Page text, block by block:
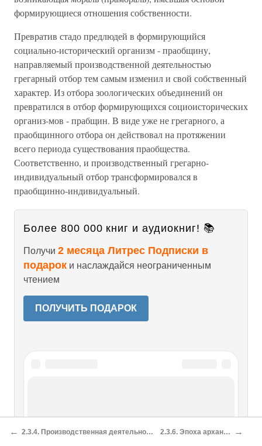
формирующиеся отношения собственности.
Превратив стадо предлюдей в формирующийся
социально-исторический организм - праобщину,
направляемый производственной деятельностью
грегарный отбор тем самым изменил и свой собственный
характер. Из отбора зоологических объединений он
превратился в отбор формирующихся социоисторических
организ-мов - прабщин. В виде уже не грегарного, а
праобщинного отбора он действовал на протяжении
всего периода существования праобщества.
Соответственно, и производственный грегарно-
индивидуальный отбор трансформировался в
праобщинно-индивидуальный.
Более 800 000 книг и аудиокниг! 📚
Получи 2 месяца Литрес Подписки в
подарок и наслаждайся неограниченным
чтением
ПОЛУЧИТЬ ПОДАРОК
Процесс территоризации и начало
← 2.3.4. Производственная деятельность и отбор 2.3.6. Эпоха архантропов →